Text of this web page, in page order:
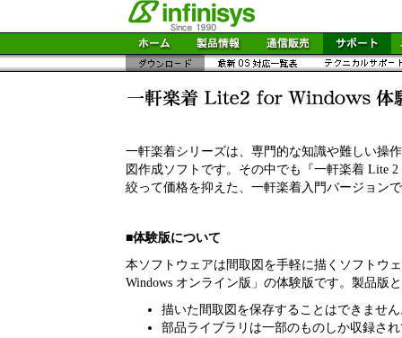
一軒楽着シリーズは、専門的な知識や難しい操
図作成ソフトです。その中でも『一軒楽着 Lite
絞って価格を抑えた、一軒楽着入門バージョン
■体験版について
本ソフトウェアは間取図を手軽に描くソフトウ
Windows オンライン版」の体験版です。製品版
描いた間取図を保存することはできませ
部品ライブラリは一部のものしか収録さ